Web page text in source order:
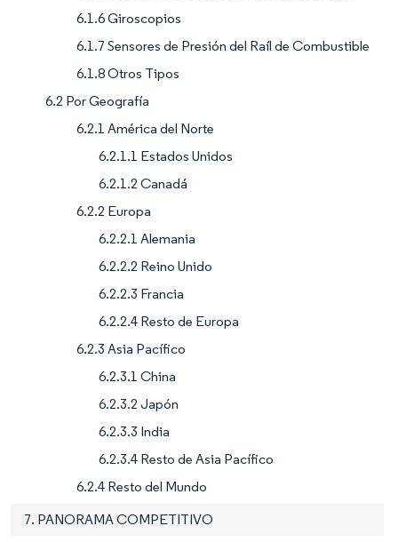
6.1.6 Giroscopios
6.1.7 Sensores de Presión del Raíl de Combustible
6.1.8 Otros Tipos
6.2 Por Geografía
6.2.1 América del Norte
6.2.1.1 Estados Unidos
6.2.1.2 Canadá
6.2.2 Europa
6.2.2.1 Alemania
6.2.2.2 Reino Unido
6.2.2.3 Francia
6.2.2.4 Resto de Europa
6.2.3 Asia Pacífico
6.2.3.1 China
6.2.3.2 Japón
6.2.3.3 India
6.2.3.4 Resto de Asia Pacífico
6.2.4 Resto del Mundo
7. PANORAMA COMPETITIVO